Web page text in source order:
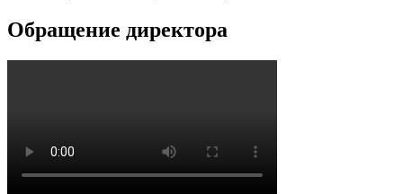
Обращение директора